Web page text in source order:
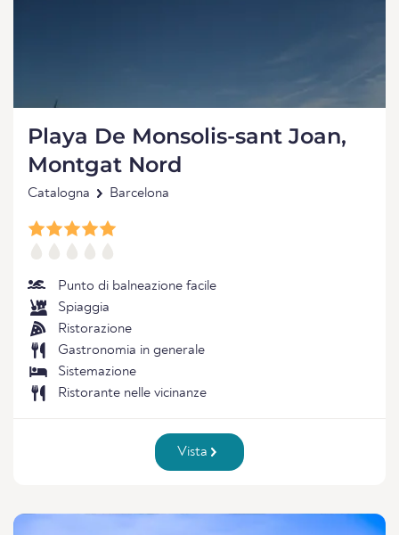
Playa De Monsolis-sant Joan,
Montgat Nord
Catalogna Barcelona
Punto di balneazione facile
Spiaggia
Ristorazione
Gastronomia in generale
Sistemazione
Ristorante nelle vicinanze
Vista